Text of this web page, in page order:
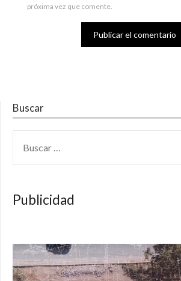
próxima vez que comente.
Buscar
Publicidad